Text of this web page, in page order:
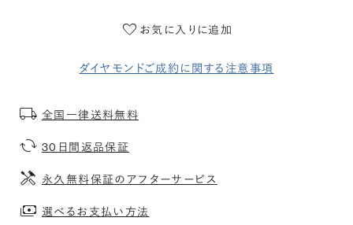
お気に入りに追加
ダイヤモンドご成約に関する注意事項
全国一律送料無料
30日間返品保証
永久無料保証のアフターサービス
選べるお支払い方法